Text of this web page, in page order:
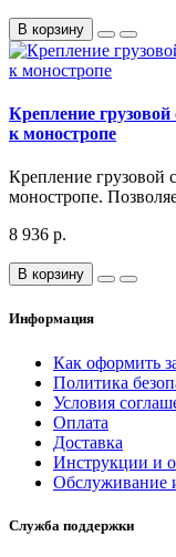
В корзину
Крепление
к моностропе
Крепление грузовой
моностропе.
8 936 р.
В корзину
Информация
Как оформить
Политика
Условия
Оплата
Доставка
Инструкции и
Обслуживание
Служба поддержки